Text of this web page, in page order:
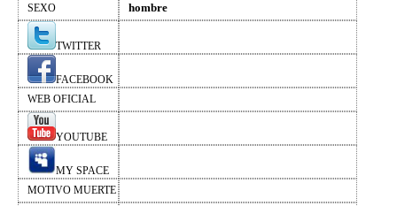
SEXO
hombre
TWITTER
FACEBOOK
WEB OFICIAL
YOUTUBE
MY SPACE
MOTIVO MUERTE